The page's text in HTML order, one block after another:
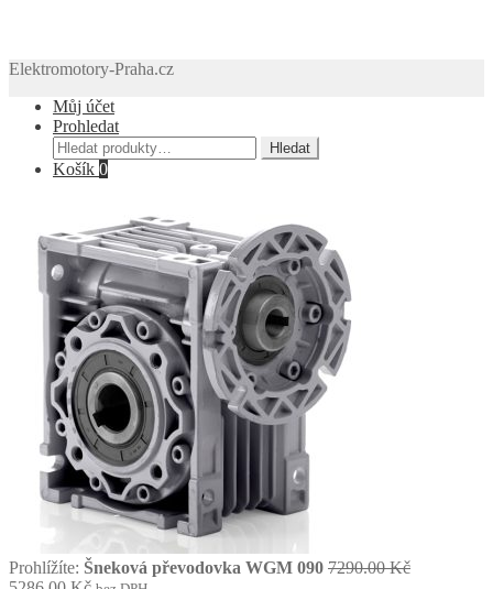
Elektromotory-Praha.cz
Můj účet
Prohledat
Hledat:
Hledat
Košík 0
Prohlížíte: Šneková převodovka WGM 090 7290.00KčPůvodní